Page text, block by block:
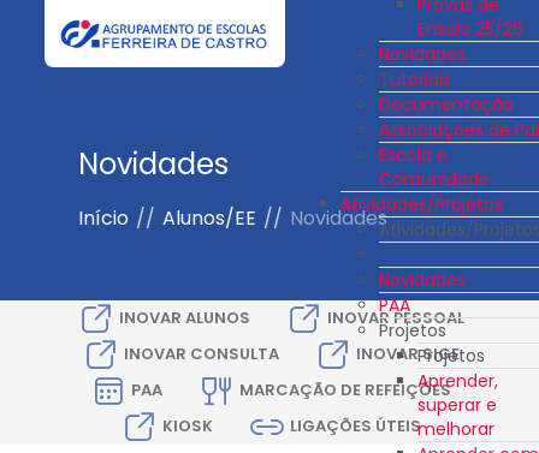
Ensaio 25/26
Novidades
Tutoriais
Documentação
Associações de
Escola e
Comunidade
Atividades/Projetos
Atividades/
Novidades
PAA
Projetos
Projetos
Aprender,
superar e
melhorar
Novidades
Início // Alunos/EE // Novidades
INOVAR ALUNOS
INOVAR PESSOAL
INOVAR CONSULTA
INOVAR SIGE
PAA
MARCAÇÃO DE REFEIÇÕES
KIOSK
LIGAÇÕES ÚTEIS